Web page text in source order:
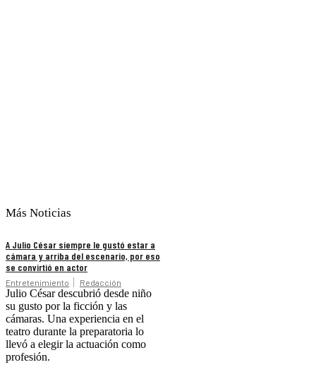
Más Noticias
A Julio César siempre le gustó estar a
cámara y arriba del escenario, por eso
se convirtió en actor
Entretenimiento Redacción
Julio César descubrió desde niño
su gusto por la ficción y las
cámaras. Una experiencia en el
teatro durante la preparatoria lo
llevó a elegir la actuación como
profesión.